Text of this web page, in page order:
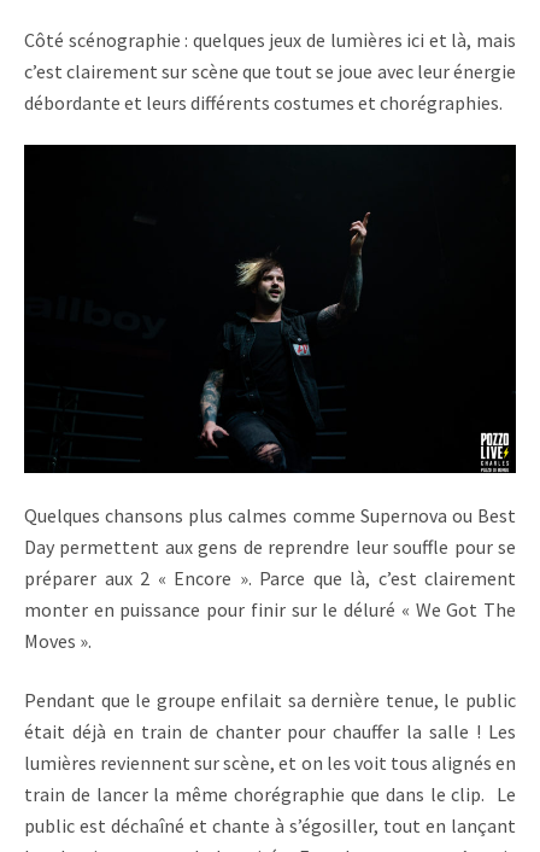
Côté scénographie : quelques jeux de lumières ici et là, mais
c’est clairement sur scène que tout se joue avec leur énergie
débordante et leurs différents costumes et chorégraphies.
Quelques chansons plus calmes comme Supernova ou Best
Day permettent aux gens de reprendre leur souffle pour se
préparer aux 2 « Encore ». Parce que là, c’est clairement
monter en puissance pour finir sur le déluré « We Got The
Moves ».
Pendant que le groupe enfilait sa dernière tenue, le public
était déjà en train de chanter pour chauffer la salle ! Les
lumières reviennent sur scène, et on les voit tous alignés en
train de lancer la même chorégraphie que dans le clip. Le
public est déchaîné et chante à s’égosiller, tout en lançant